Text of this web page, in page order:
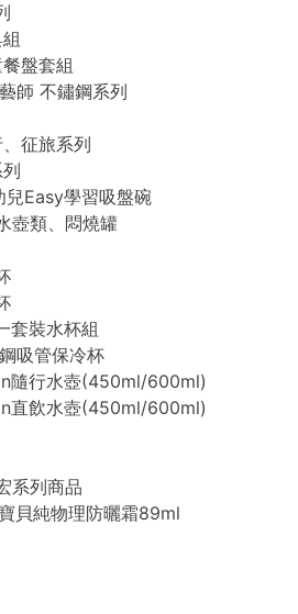
盤套組
師 不鏽鋼系列
征旅系列
Easy學習吸盤碗
壺類、悶燒罐
套裝水杯組
吸管保冷杯
隨行水壺(450ml/600ml)
直飲水壺(450ml/600ml)
系列商品
貝純物理防曬霜89ml